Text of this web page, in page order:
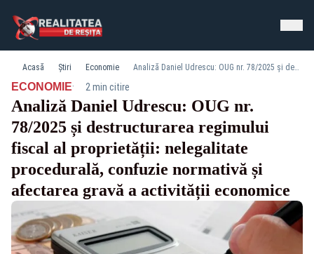
Acasă Știri Economie Analiză Daniel Udrescu: OUG nr. 78/2025 și destructurarea regimului fiscal al proprietății: nelegalitate procedurală, confuzie normativă și afectarea gravă a activității economice
ECONOMIE· 2 min citire
Analiză Daniel Udrescu: OUG nr.
78/2025 și destructurarea regimului
fiscal al proprietății: nelegalitate
procedurală, confuzie normativă și
afectarea gravă a activității economice